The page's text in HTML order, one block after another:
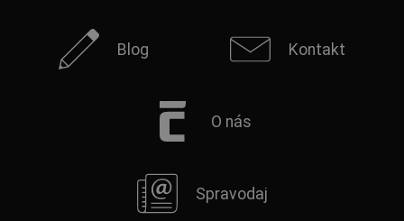
Blog Kontakt
O nás
Spravodaj